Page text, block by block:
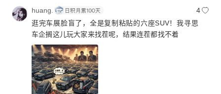
短，很多都是“换汤不换药”的伪创新，质量也让人担
忧。车企真得听劝，回归产品和商业本质，把精力放
在核心技术和产品质量上，别再陷入这无休止的新车
竞赛里，不然最后可能都落得个亏损的下场。
huang.
4
逛完车展脸盲了，全是复制粘贴的六座SUV！我寻思
车企搁这儿玩大家来找茬呢，结果连茬都找不着